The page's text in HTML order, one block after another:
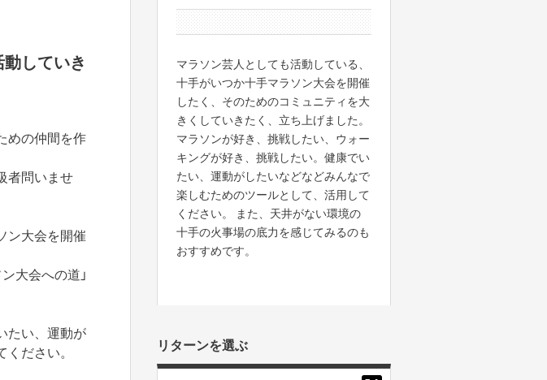
動していき
めの仲間を作
者問いませ
ン大会を開催
大会への道」
たい、運動が
ださい。
マラソン芸人としても活動している、
十手がいつか十手マラソン大会を開催
したく、そのためのコミュニティを大
きくしていきたく、立ち上げました。
マラソンが好き、挑戦したい、ウォー
キングが好き、挑戦したい。健康でい
たい、運動がしたいなどなどみんなで
楽しむためのツールとして、活用して
ください。 また、天井がない環境の
十手の火事場の底力を感じてみるのも
おすすめです。
リターンを選ぶ